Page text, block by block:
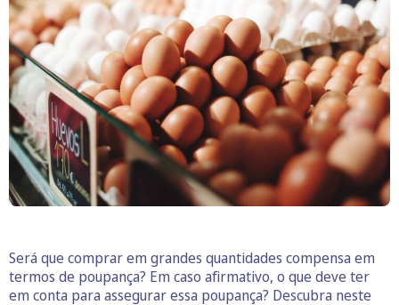
Será que comprar em grandes quantidades compensa em
termos de poupança? Em caso afirmativo, o que deve ter
em conta para assegurar essa poupança? Descubra neste